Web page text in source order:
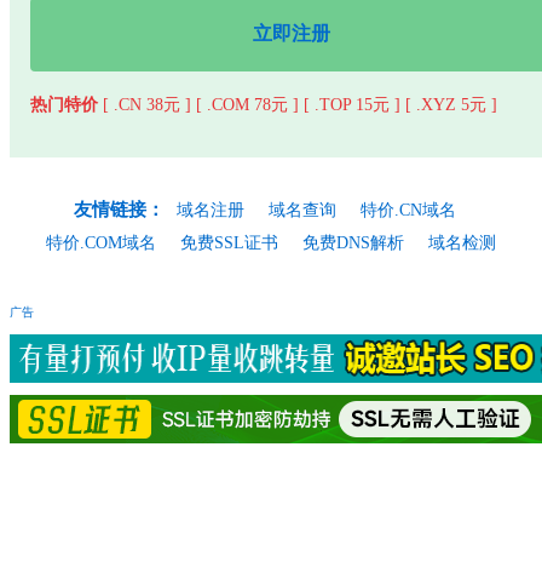
立即注册
热门特价 [ .CN 38元 ] [ .COM 78元 ] [ .TOP 15元 ] [ .XYZ 5元 ]
友情链接： 域名注册 域名查询
特价.CN域名
特价.COM域名
免费SSL证书 免费DNS解析 域名检测
广告